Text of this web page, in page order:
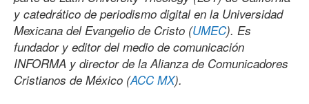
y catedrático de periodismo digital en la Universidad
Mexicana del Evangelio de Cristo (UMEC). Es
fundador y editor del medio de comunicación
INFORMA y director de la Alianza de Comunicadores
Cristianos de México (ACC MX).